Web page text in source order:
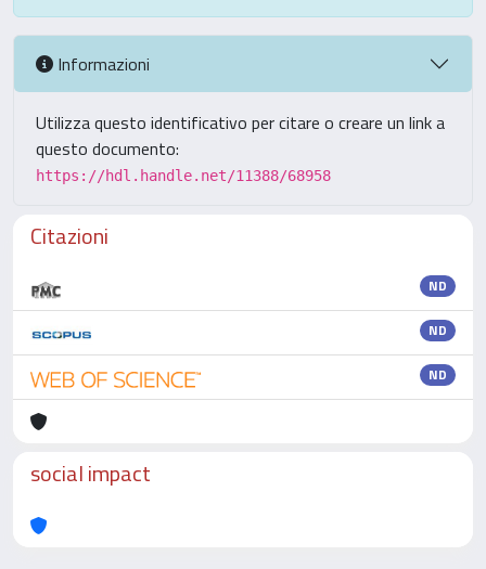
Informazioni
Utilizza questo identificativo per citare o creare un link a
questo documento:
https://hdl.handle.net/11388/68958
Citazioni
ND
ND
ND
social impact